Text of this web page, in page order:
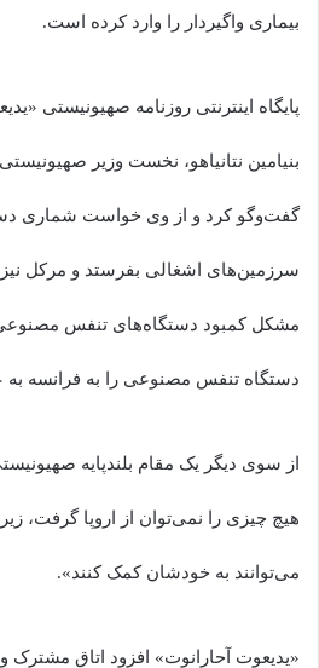
بیماری واگیردار را وارد کرده است.
پایگاه اینترنتی روزنامه صهیونیستی
بنیامین نتانیاهو، نخست وزیر
گفت‌وگو کرد و از وی خواست شماری
سرزمین‌های اشغالی بفرستد و مرکل
مشکل کمبود دستگاه‌های تنفس
دستگاه تنفس مصنوعی را به فرانسه به
از سوی دیگر یک مقام بلندپایه
هیچ چیزی را نمی‌توان از اروپا گرفت،
می‌توانند به خودشان کمک کنند».
«یدیعوت آحارانوت» افزود اتاق